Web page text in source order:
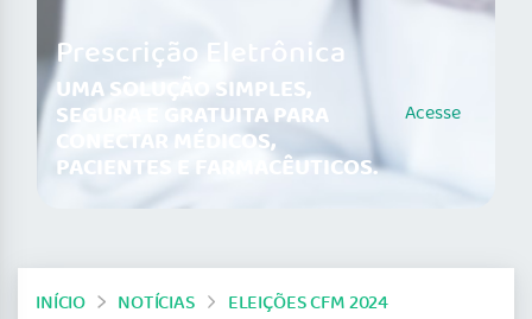
Prescrição Eletrônica
UMA SOLUÇÃO SIMPLES,
SEGURA E GRATUITA PARA
CONECTAR MÉDICOS,
PACIENTES E FARMACÊUTICOS.
Acesse
INÍCIO NOTÍCIAS
ELEIÇÕES CFM 2024